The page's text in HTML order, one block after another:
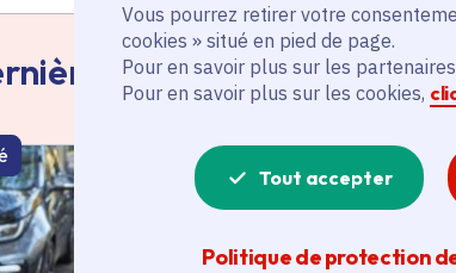
Vous pourrez retirer votre
cookies » situé en pied de page.
Pour en savoir plus sur les
Pour en savoir plus sur les cookies,
Tout accepter
Politique de protection
actualités
thématique
Actualité